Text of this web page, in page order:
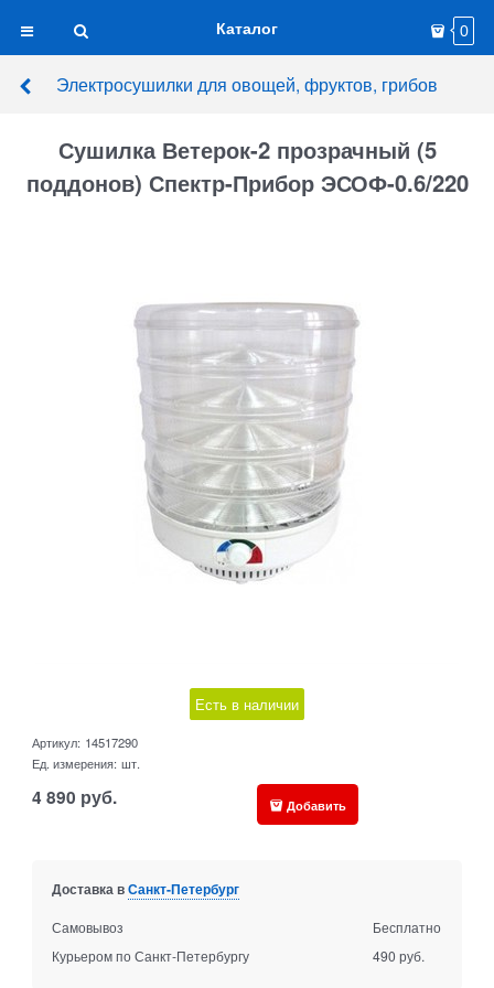
Каталог 0
Электросушилки для овощей, фруктов, грибов
Сушилка Ветерок-2 прозрачный (5
поддонов) Спектр-Прибор ЭСОФ-0.6/220
Есть в наличии
Артикул: 14517290
Ед. измерения: шт.
4 890 руб. Добавить
Доставка вСанкт-Петербург
Самовывоз
Бесплатно
Курьером по Санкт-Петербургу
490 руб.